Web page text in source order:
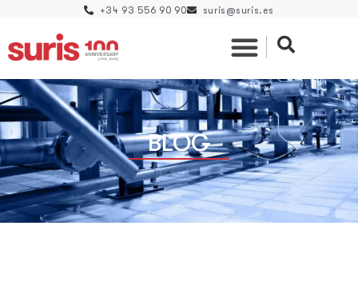
+34 93 556 90 90 suris@suris.es
BLOG